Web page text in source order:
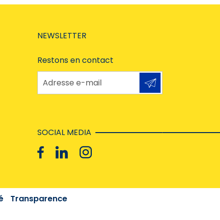
NEWSLETTER
Restons en contact
Adresse e-mail
SOCIAL MEDIA
Transparence